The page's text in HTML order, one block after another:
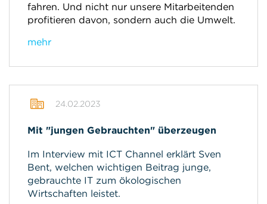
fahren. Und nicht nur unsere Mitarbeitenden
profitieren davon, sondern auch die Umwelt.
mehr
24.02.2023
Mit "jungen Gebrauchten" überzeugen
Im Interview mit ICT Channel erklärt Sven
Bent, welchen wichtigen Beitrag junge,
gebrauchte IT zum ökologischen
Wirtschaften leistet.